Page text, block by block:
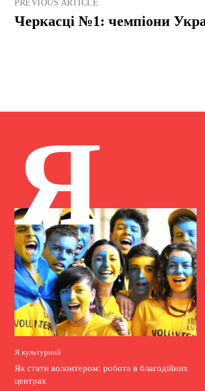
PREVIOUS ARTICLE
Черкасці №1: чемпіони
Я
Я культурний
Як стати волонтером: робота в благодійних
центрах